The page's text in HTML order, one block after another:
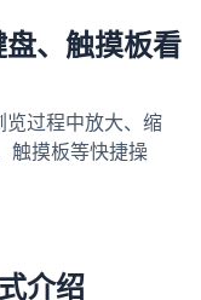
、触摸板看
过程中放大、缩
触摸板等快捷操
介绍